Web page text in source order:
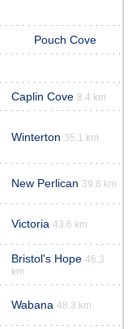
Pouch Cove
Caplin Cove 8.4 km
Winterton 35.1 km
New Perlican 39.8 km
Victoria 43.6 km
Bristol's Hope 46.3
km
Wabana 48.3 km